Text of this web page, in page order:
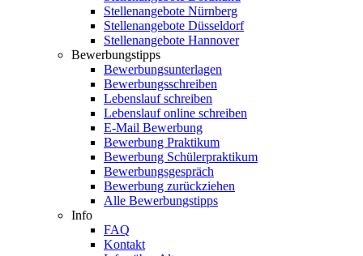
Stellenangebote Nürnberg
Stellenangebote Düsseldorf
Stellenangebote Hannover
Bewerbungstipps
Bewerbungsunterlagen
Bewerbungsschreiben
Lebenslauf schreiben
Lebenslauf online schreiben
E-Mail Bewerbung
Bewerbung Praktikum
Bewerbung Schülerpraktikum
Bewerbungsgespräch
Bewerbung zurückziehen
Alle Bewerbungstipps
Info
FAQ
Kontakt